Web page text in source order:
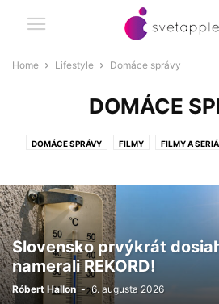
Home Lifestyle Domáce správy
DOMÁCE
DOMÁCE SPRÁVY FILMY FILMY A
Slovensko prvýkrát
namerali REKORD!
Róbert Hallon - 6. augusta 2026